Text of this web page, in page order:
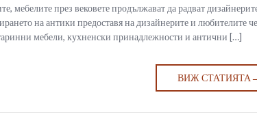
мебелите през вековете продължават да радват
на антики предоставя на дизайнерите и любителите
мебели, кухненски принадлежности и антични […]
ВИЖ СТАТИЯТА